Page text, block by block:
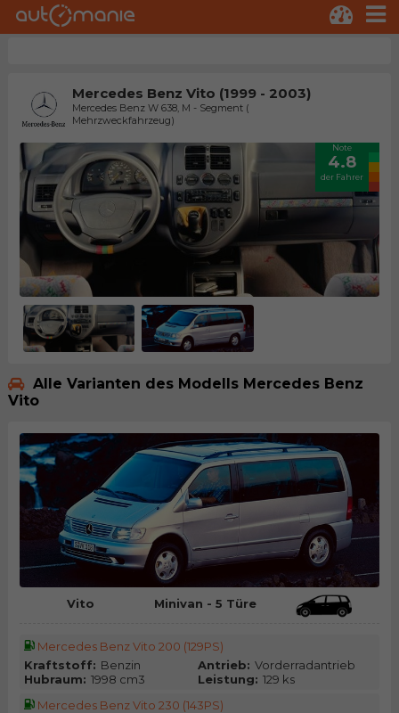
Mercedes Benz Vito (1999 - 2003)
Mercedes Benz W 638, M - Segment (
Mehrzweckfahrzeug)
Note
4.8
der Fahrer
Alle Varianten des Modells Mercedes Benz
Vito
Vito Minivan - 5 Türe
Mercedes Benz Vito 200 (129PS)
Kraftstoff: Benzin Antrieb: Vorderradantrieb
Hubraum: 1998 cm3 Leistung: 129 ks
Mercedes Benz Vito 230 (143PS)